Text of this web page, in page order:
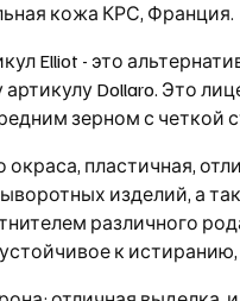
кожа КРС, Франция.
Elliot - это
Dollaro. Это
зерном с четкой
окраса, пластичная,
изделий, а
различного
к истиранию,